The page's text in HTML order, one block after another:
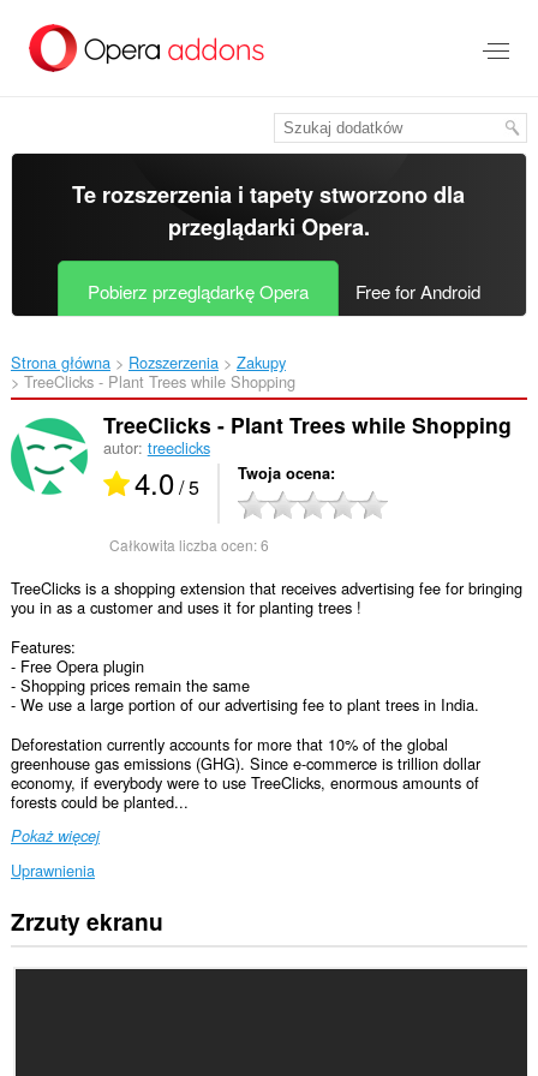
treści
Te rozszerzenia i tapety stworzono dla
przeglądarki Opera.
Pobierz przeglądarkę Opera Free for Android
Strona główna Rozszerzenia
Zakupy
TreeClicks - Plant Trees while Shopping‎
TreeClicks - Plant Trees while Shopping
autor: treeclicks
4.0/ 5 Twoja ocena
Całkowita liczba ocen:6
TreeClicks is a shopping extension that receives advertising fee for bringing
you in as a customer and uses it for planting trees !
Features:
- Free Opera plugin
- Shopping prices remain the same
- We use a large portion of our advertising fee to plant trees in India.
Deforestation currently accounts for more that 10% of the global
greenhouse gas emissions (GHG). Since e-commerce is trillion dollar
economy, if everybody were to use TreeClicks, enormous amounts of
forests could be planted...
Pokaż więcej
Uprawnienia
To
rozszerzenie
Zrzuty ekranu